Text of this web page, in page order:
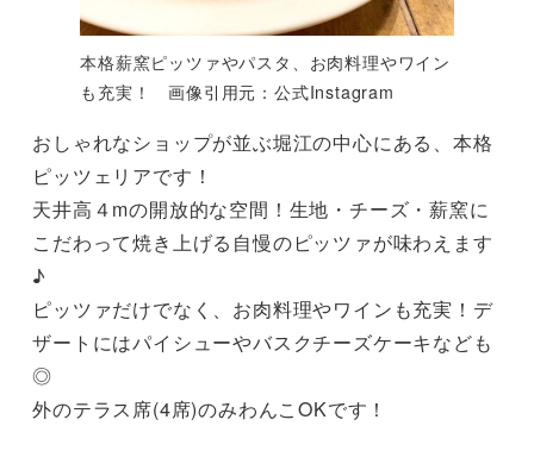
本格薪窯ピッツァやパスタ、お肉料理やワイン
も充実！ 画像引用元：公式Instagram
おしゃれなショップが並ぶ堀江の中心にある、本格
ピッツェリアです！
天井高４mの開放的な空間！生地・チーズ・薪窯に
こだわって焼き上げる自慢のピッツァが味わえます
♪
ピッツァだけでなく、お肉料理やワインも充実！デ
ザートにはパイシューやバスクチーズケーキなども
◎
外のテラス席(4席)のみわんこOKです！